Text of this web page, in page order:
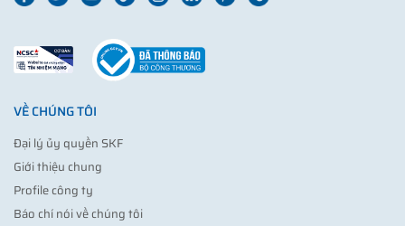
VỀ CHÚNG TÔI
Đại lý ủy quyền SKF
Giới thiệu chung
Profile công ty
Báo chí nói về chúng tôi